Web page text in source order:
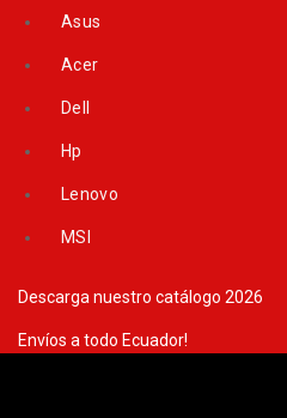
content
Asus
Acer
Dell
Hp
Lenovo
MSI
Descarga nuestro catálogo 2026
Envíos a todo Ecuador!